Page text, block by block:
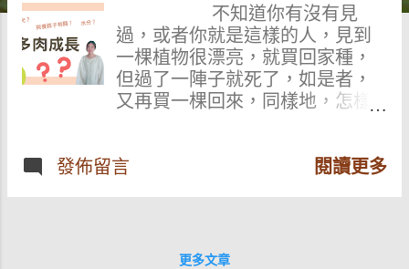
不知道你有沒有見
過，或者你就是這樣的人，見到
一棵植物很漂亮，就買回家種，
但過了一陣子就死了，如是者，
又再買一棵回來，同樣地，怎樣
把它種得美美的，只要你把這一
但買回來，卻又不懂怎樣種植，
發佈留言 閱讀更多
更多文章